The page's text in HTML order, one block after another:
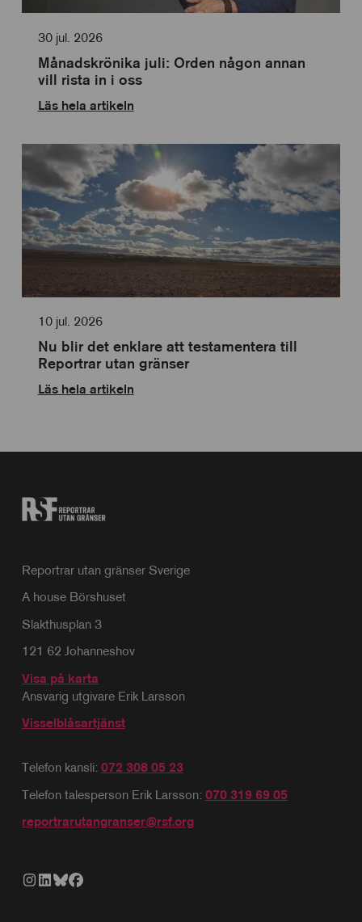
30 jul. 2026
Månadskrönika juli: Orden någon annan
vill rista in i oss
Läs hela artikeln
10 jul. 2026
Nu blir det enklare att testamentera till
Reportrar utan gränser
Läs hela artikeln
Reportrar utan gränser Sverige
A house Börshuset
Slakthusplan 3
121 62 Johanneshov
Visa på karta
Ansvarig utgivare Erik Larsson
Visselblåsartjänst
Telefon kansli: 072 308 05 23
Telefon talesperson Erik Larsson: 070 319 69 05
reportrarutangranser@rsf.org